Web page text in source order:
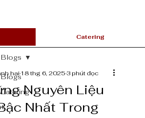
Catering
Nguyên Liệu
Nhất Trong
hai18 thg 6, 20253 phút đọc